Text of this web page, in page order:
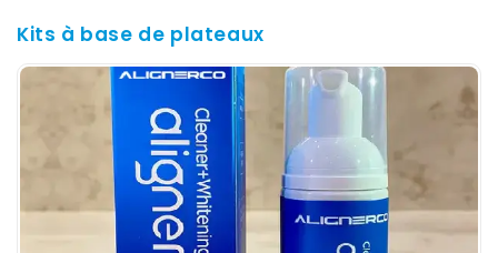
Kits à base de plateaux